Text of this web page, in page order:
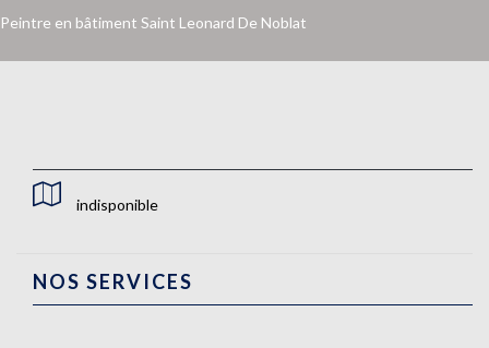
Peintre en bâtiment Saint Leonard De Noblat
indisponible
NOS SERVICES